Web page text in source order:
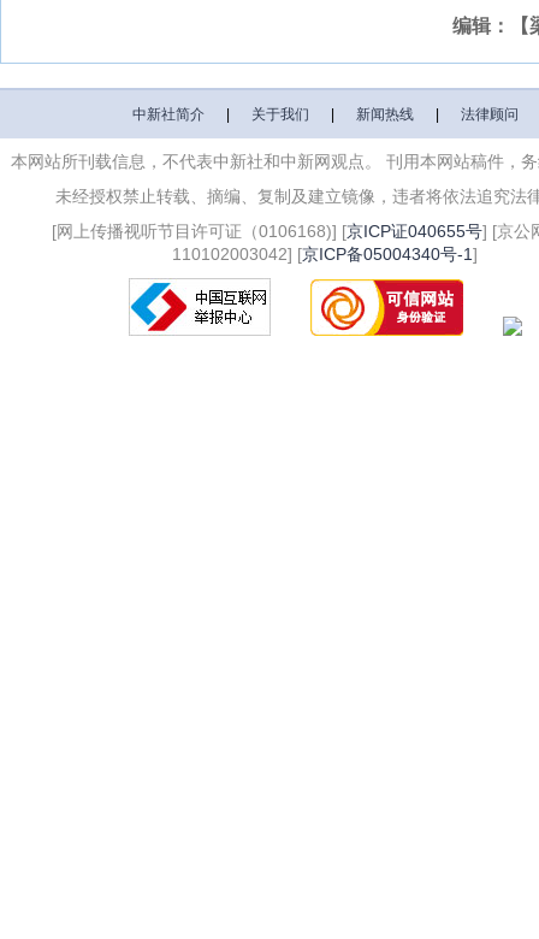
编辑：【
中新社简介| 关于我们 新闻热线| 法律顾问
本网站所刊载信息，不代表中新社和中新网观点。 刊用本网站稿件，
未经授权禁止转载、摘编、复制及建立镜像，违者将依法追究法
[网上传播视听节目许可证（0106168)] [京ICP证040655号] [京公
110102003042] [京ICP备05004340号-1]